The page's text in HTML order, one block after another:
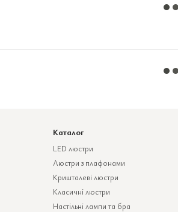
Каталог
LED люстри
Люстри з плафонами
Кришталеві люстри
Класичні люстри
Настільні лампи та бра